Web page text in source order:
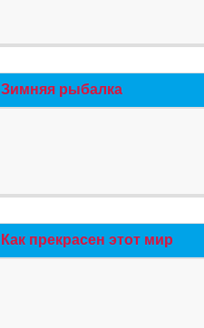
Зимняя рыбалка
Как прекрасен этот мир